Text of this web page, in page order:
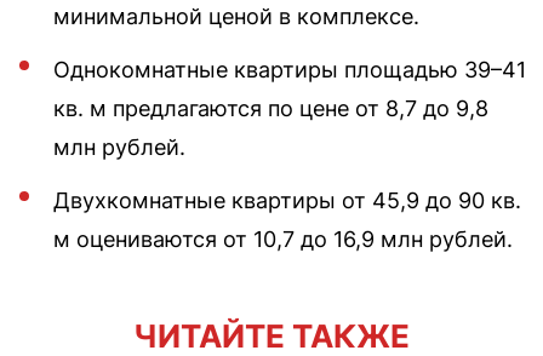
минимальной ценой в комплексе.
Однокомнатные квартиры площадью 39–41
кв. м предлагаются по цене от 8,7 до 9,8
млн рублей.
Двухкомнатные квартиры от 45,9 до 90 кв.
м оцениваются от 10,7 до 16,9 млн рублей.
ЧИТАЙТЕ ТАКЖЕ